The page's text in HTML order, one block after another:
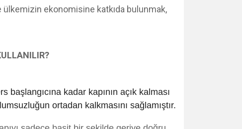
ülkemizin ekonomisine katkıda bulunmak,
kadar kapının açık kalması
ortadan kalkmasını sağlamıştır.